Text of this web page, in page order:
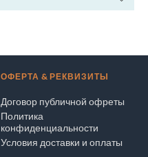
ОФЕРТА & РЕКВИЗИТЫ
Договор публичной офреты
Политика
конфиденциальности
Условия доставки и оплаты